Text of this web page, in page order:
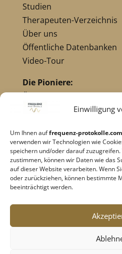
Einwilligung
Um Ihnen auffrequenz-protokolle.com
verwenden wir Technologien wie
speichern und/oder darauf
zustimmen, können wir Daten wie das
auf dieser Website verarbeiten. Wenn
oder zurückziehen, können bestimmte
beeinträchtigt werden.
Studien
Therapeuten-Verzeichnis
Über uns
Öffentliche Datenbanken
Video-Tour
Die Pioniere:
Übersicht Pioniere
Nikola Tesla
Dr. Hulda Clark
Robert C. Beck
Georges Lakhovsky
verwandte Pioniere
Datenschutz
Cookie-Richtlinie|AGB's